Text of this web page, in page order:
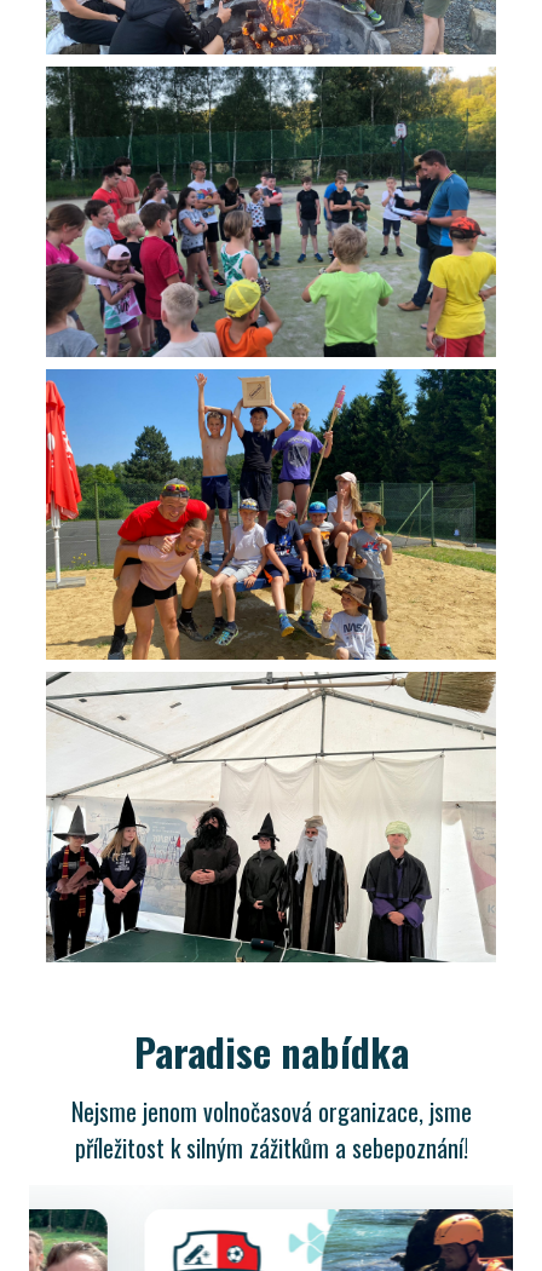
Paradise nabídka
Nejsme jenom volnočasová organizace, jsme
příležitost k silným zážitkům a sebepoznání!